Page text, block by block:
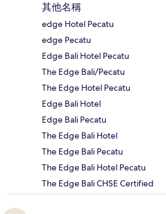
其他名稱
edge Hotel Pecatu
edge Pecatu
Edge Bali Hotel Pecatu
The Edge Bali/Pecatu
The Edge Hotel Pecatu
Edge Bali Hotel
Edge Bali Pecatu
The Edge Bali Hotel
The Edge Bali Pecatu
The Edge Bali Hotel Pecatu
The Edge Bali CHSE Certified